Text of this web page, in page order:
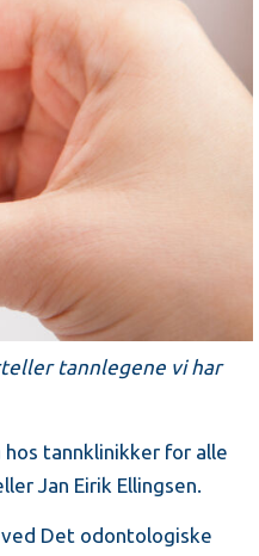
tannlegene vi har
tannklinikker for alle
Jan Eirik Ellingsen.
Det odontologiske